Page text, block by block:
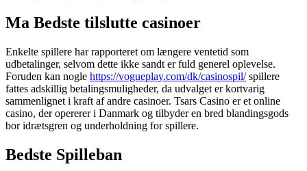
Ma Bedste tilslutte casinoer
Enkelte spillere har rapporteret om længere ventetid som
udbetalinger, selvom dette ikke sandt er fuld generel oplevelse.
Foruden kan nogle https://vogueplay.com/dk/casinospil/spillere
fattes adskillig betalingsmuligheder, da udvalget er kortvarig
sammenlignet i kraft af andre casinoer. Tsars Casino er et online
casino, der opererer i Danmark og tilbyder en bred blandingsgods
bor idrætsgren og underholdning for spillere.
Bedste Spilleban